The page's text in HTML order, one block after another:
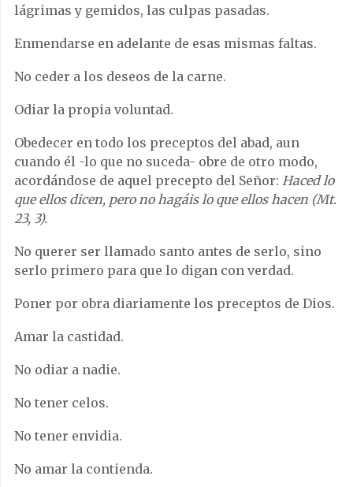
lágrimas y gemidos, las culpas pasadas.
Enmendarse en adelante de esas mismas faltas.
No ceder a los deseos de la carne.
Odiar la propia voluntad.
Obedecer en todo los preceptos del abad, aun
cuando él -lo que no suceda- obre de otro modo,
acordándose de aquel precepto del Señor: Haced lo
que ellos dicen, pero no hagáis lo que ellos hacen (Mt.
23, 3).
No querer ser llamado santo antes de serlo, sino
serlo primero para que lo digan con verdad.
Poner por obra diariamente los preceptos de Dios.
Amar la castidad.
No odiar a nadie.
No tener celos.
No tener envidia.
No amar la contienda.